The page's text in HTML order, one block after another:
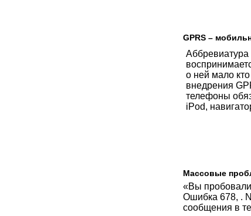
GPRS –
Аббревиатура
о ней мало
внедрения
телефоны
iPod,
Массовые
«Вы
Ошибка 678, .
сообщения в